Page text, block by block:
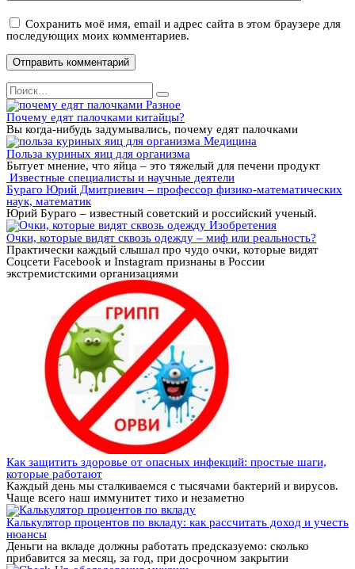
Сохранить моё имя, email и адрес сайта в этом браузере для
последующих моих комментариев.
Search
for:
Разное
Почему едят палочками китайцы?
Вы когда-нибудь задумывались, почему едят палочками
Медицина
Польза куриных яиц для организма
Бытует мнение, что яйца – это тяжелый для печени продукт
Известные специалисты и научные деятели
Бураго Юрий Дмитриевич – профессор физико-математических
наук, математик
Юрий Бураго – известный советский и российский ученый.
Изобретения
Очки, которые видят сквозь одежду – миф или реальность?
Практически каждый слышал про чудо очки, которые видят
Соцсети Facebook и Instagram признаны в России
экстремистскими организациями
Как защитить здоровье от опасных инфекций: простые шаги,
которые работают
Каждый день мы сталкиваемся с тысячами бактерий и вирусов.
Чаще всего наш иммунитет тихо и незаметно
Калькулятор процентов по вкладу: как рассчитать доход и учесть
нюансы
Деньги на вкладе должны работать предсказуемо: сколько
прибавится за месяц, за год, при досрочном закрытии